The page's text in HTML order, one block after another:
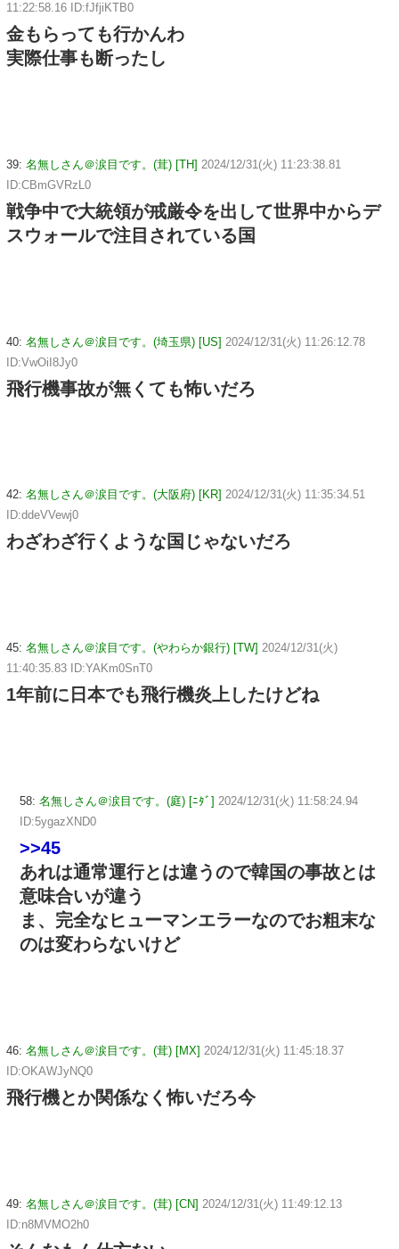
11:22:58.16 ID:fJfjiKTB0
金もらっても行かんわ
実際仕事も断ったし
39: 名無しさん＠涙目です。(茸) [TH] 2024/12/31(火) 11:23:38.81
ID:CBmGVRzL0
戦争中で大統領が戒厳令を出して世界中からデ
スウォールで注目されている国
40: 名無しさん＠涙目です。(埼玉県) [US] 2024/12/31(火) 11:26:12.78
ID:VwOiI8Jy0
飛行機事故が無くても怖いだろ
42: 名無しさん＠涙目です。(大阪府) [KR] 2024/12/31(火) 11:35:34.51
ID:ddeVVewj0
わざわざ行くような国じゃないだろ
45: 名無しさん＠涙目です。(やわらか銀行) [TW] 2024/12/31(火)
11:40:35.83 ID:YAKm0SnT0
1年前に日本でも飛行機炎上したけどね
58: 名無しさん＠涙目です。(庭) [ﾆﾀﾞ] 2024/12/31(火) 11:58:24.94
ID:5ygazXND0
>>45
あれは通常運行とは違うので韓国の事故とは
意味合いが違う
ま、完全なヒューマンエラーなのでお粗末な
のは変わらないけど
46: 名無しさん＠涙目です。(茸) [MX] 2024/12/31(火) 11:45:18.37
ID:OKAWJyNQ0
飛行機とか関係なく怖いだろ今
49: 名無しさん＠涙目です。(茸) [CN] 2024/12/31(火) 11:49:12.13
ID:n8MVMO2h0